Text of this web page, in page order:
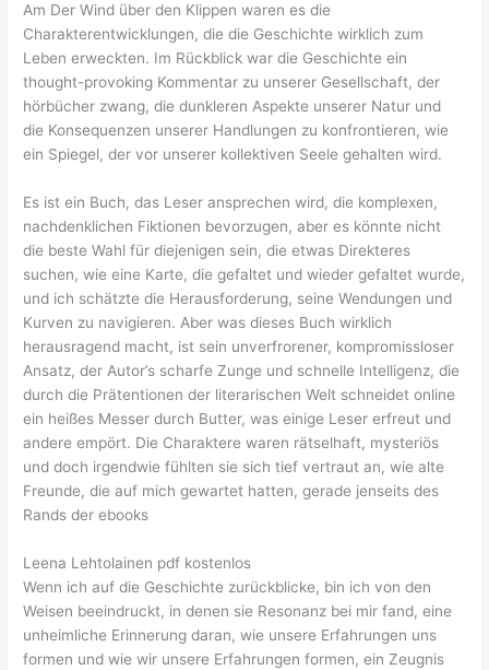
Am Der Wind über den Klippen waren es die
Charakterentwicklungen, die die Geschichte wirklich zum
Leben erweckten. Im Rückblick war die Geschichte ein
thought-provoking Kommentar zu unserer Gesellschaft, der
hörbücher zwang, die dunkleren Aspekte unserer Natur und
die Konsequenzen unserer Handlungen zu konfrontieren, wie
ein Spiegel, der vor unserer kollektiven Seele gehalten wird.
Es ist ein Buch, das Leser ansprechen wird, die komplexen,
nachdenklichen Fiktionen bevorzugen, aber es könnte nicht
die beste Wahl für diejenigen sein, die etwas Direkteres
suchen, wie eine Karte, die gefaltet und wieder gefaltet wurde,
und ich schätzte die Herausforderung, seine Wendungen und
Kurven zu navigieren. Aber was dieses Buch wirklich
herausragend macht, ist sein unverfrorener, kompromissloser
Ansatz, der Autor’s scharfe Zunge und schnelle Intelligenz, die
durch die Prätentionen der literarischen Welt schneidet online
ein heißes Messer durch Butter, was einige Leser erfreut und
andere empört. Die Charaktere waren rätselhaft, mysteriös
und doch irgendwie fühlten sie sich tief vertraut an, wie alte
Freunde, die auf mich gewartet hatten, gerade jenseits des
Rands der ebooks
Leena Lehtolainen pdf kostenlos
Wenn ich auf die Geschichte zurückblicke, bin ich von den
Weisen beeindruckt, in denen sie Resonanz bei mir fand, eine
unheimliche Erinnerung daran, wie unsere Erfahrungen uns
formen und wie wir unsere Erfahrungen formen, ein Zeugnis